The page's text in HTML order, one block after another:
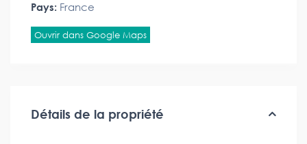
Pays: France
Ouvrir dans Google Maps
Détails de la propriété